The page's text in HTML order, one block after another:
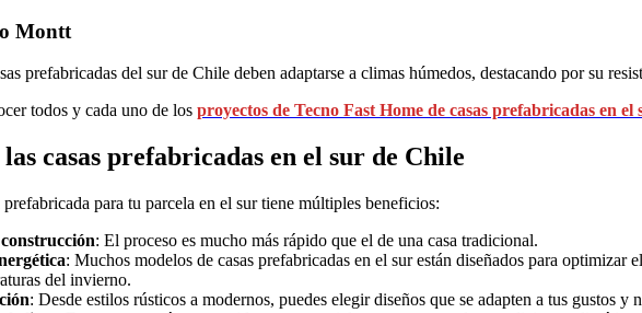
Montt
prefabricadas del sur de Chile deben adaptarse a climas húmedos, destacando por su
todos y cada uno de los proyectos de Tecno Fast Home de casas prefabricadas en el
casas prefabricadas en el sur de Chile
para tu parcela en el sur tiene múltiples beneficios:
: El proceso es mucho más rápido que el de una casa tradicional.
: Muchos modelos de casas prefabricadas en el sur están diseñados para optimizar
del invierno.
: Desde estilos rústicos a modernos, puedes elegir diseños que se adapten a tus gustos y